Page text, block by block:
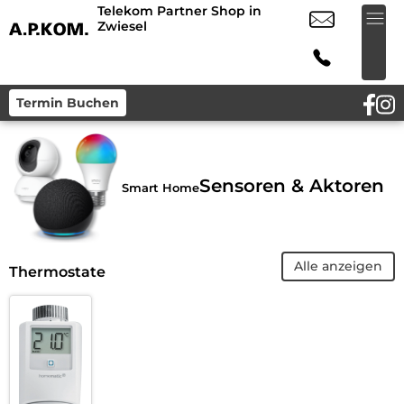
Telekom Partner Shop in
Zwiesel
Termin Buchen
Smart HomeSensoren & Aktoren
Thermostate Alle anzeigen